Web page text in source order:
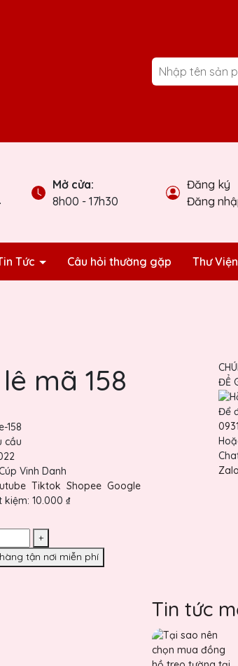
Mở cửa:
8h00 - 17h30
Đăng ký
Đăng
Tức Câu hỏi thường gặp Thư
mã 158
158
cầu
Vinh Danh
Tiktok Shopee Google
kiệm: 10.000 ₫
+
tận nơi miễn phí
ĐỂ
Để
Tin tức